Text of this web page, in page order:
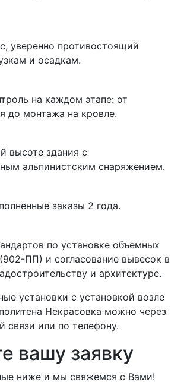
уверенно противостоящий
и осадкам.
на каждом этапе: от
до монтажа на кровле.
высоте здания с
альпинистским снаряжением.
заказы 2 года.
по установке объемных
ПП) и согласование вывесок в
и архитектуре.
установки с установкой возле
Некрасовка можно через
связи или по телефону.
вашу заявку
ниже и мы свяжемся с Вами!